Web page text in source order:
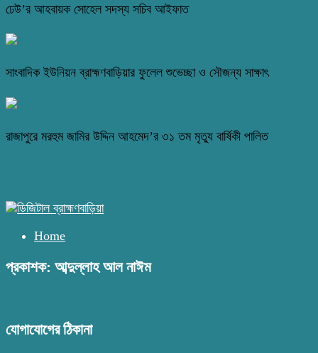
ঢেউ’র আহবায়ক সোহেল সদস্য সচিব আইফাত
সাংবাদিক ইউনিয়ন ব্রাহ্মণবাড়িয়ার ফুলেল শুভেচ্ছা ও সৌজন্য সাক্ষাৎ
রাজাপুরে মরহুম জামির উদ্দিন আহমেদ’র ৩১ তম মৃত্যু বার্ষিকী পালিত
Home
প্রকাশক: আব্দুল্লাহ আল নাঈম
যোগাযোগের ঠিকানা